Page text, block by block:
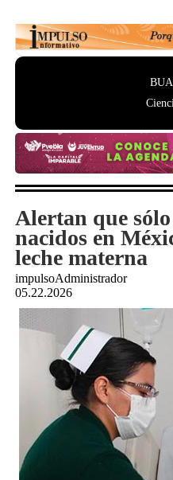
Alertan que
nacidos en
leche materna
impulsoAdministrador
05.22.2026